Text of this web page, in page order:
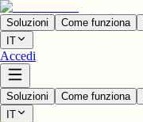
Soluzioni Come funziona
IT
Accedi
Soluzioni Come funziona
IT